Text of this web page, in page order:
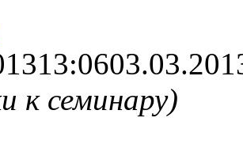
13:06
к семинару)